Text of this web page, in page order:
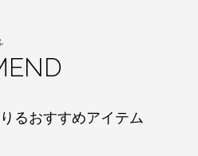
るおすすめアイテム